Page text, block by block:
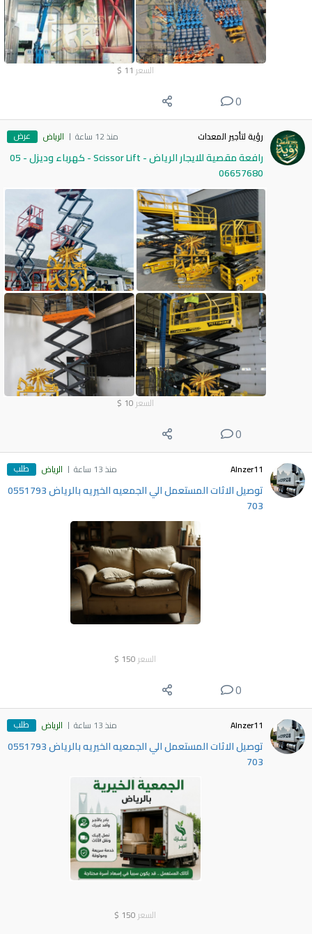
السعر 11
$
0
رؤية لتأجير المعدات منذ 12 ساعة الرياض عرض
رافعة مقصية للايجار الرياض - Scissor Lift - كهرباء وديزل - 05
06657680
السعر 10
$
0
Alnzer11 منذ 13 ساعة الرياض طلب
توصيل الاثات المستعمل الي الجمعيه الخيريه بالرياض 0551793
703
السعر 150
$
0
Alnzer11 منذ 13 ساعة الرياض طلب
توصيل الاثات المستعمل الي الجمعيه الخيريه بالرياض 0551793
703
السعر 150
$